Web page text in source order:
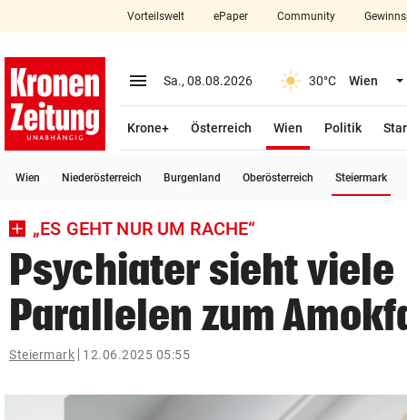
closeSchließen
account_circle Anmelden
arrow_right
Bundesland
bookmark
search
Suchbegriff
eingeben
Vorteilswelt ePaper Community
menu Menü aufklappen
Sa., 08.08.2026 30°C Wien
Krone+ Österreich Wien
Politik
Wien Niederösterreich Burgenland Oberösterreich Steiermark
„ES GEHT NUR UM RACHE“
Psychiater sieht viele
Parallelen zum
Steiermark 12.06.2025 05:55